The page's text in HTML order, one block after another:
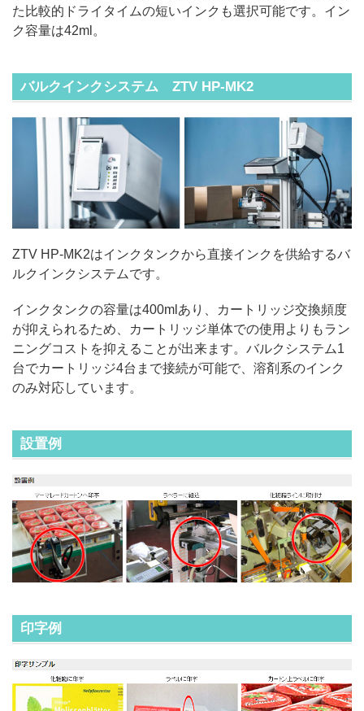
た比較的ドライタイムの短いインクも選択可能です。イン
ク容量は42ml。
バルクインクシステム ZTV HP-MK2
ZTV HP-MK2はインクタンクから直接インクを供給するバ
ルクインクシステムです。
インクタンクの容量は400mlあり、カートリッジ交換頻度
が抑えられるため、カートリッジ単体での使用よりもラン
ニングコストを抑えることが出来ます。バルクシステム1
台でカートリッジ4台まで接続が可能で、溶剤系のインク
のみ対応しています。
設置例
印字例